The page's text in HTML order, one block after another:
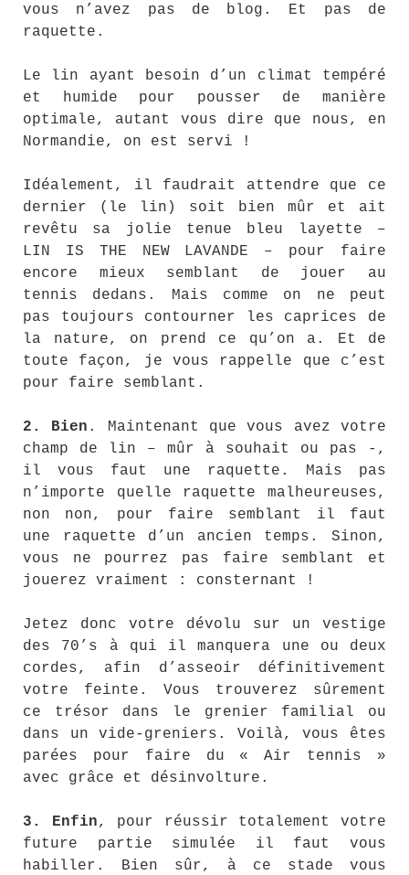
vous n’avez pas de blog. Et pas de
raquette.
Le lin ayant besoin d’un climat tempéré
et humide pour pousser de manière
optimale, autant vous dire que nous, en
Normandie, on est servi !
Idéalement, il faudrait attendre que ce
dernier (le lin) soit bien mûr et ait
revêtu sa jolie tenue bleu layette –
LIN IS THE NEW LAVANDE – pour faire
encore mieux semblant de jouer au
tennis dedans. Mais comme on ne peut
pas toujours contourner les caprices de
la nature, on prend ce qu’on a. Et de
toute façon, je vous rappelle que c’est
pour faire semblant.
2. Bien . Maintenant que vous avez votre
champ de lin – mûr à souhait ou pas -,
il vous faut une raquette. Mais pas
n’importe quelle raquette malheureuses,
non non, pour faire semblant il faut
une raquette d’un ancien temps. Sinon,
vous ne pourrez pas faire semblant et
jouerez vraiment : consternant !
Jetez donc votre dévolu sur un vestige
des 70’s à qui il manquera une ou deux
cordes, afin d’asseoir définitivement
votre feinte. Vous trouverez sûrement
ce trésor dans le grenier familial ou
dans un vide-greniers. Voilà, vous êtes
parées pour faire du « Air tennis »
avec grâce et désinvolture.
3. Enfin, pour réussir totalement votre
future partie simulée il faut vous
habiller. Bien sûr, à ce stade vous